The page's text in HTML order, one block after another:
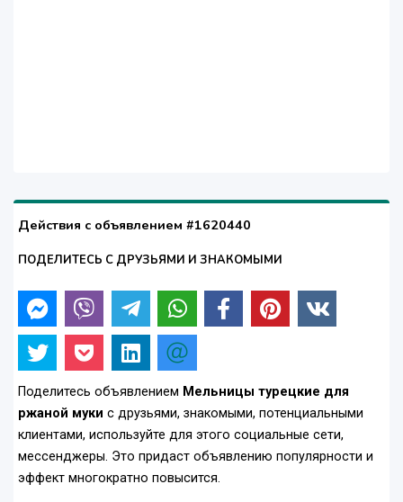
Действия с объявлением #1620440
ПОДЕЛИТЕСЬ С ДРУЗЬЯМИ И ЗНАКОМЫМИ
Поделитесь объявлением Мельницы турецкие для
ржаной муки с друзьями, знакомыми, потенциальными
клиентами, используйте для этого социальные сети,
мессенджеры. Это придаст объявлению популярности и
эффект многократно повысится.